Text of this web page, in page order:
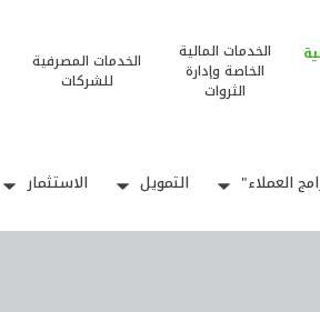
الخدمات المالية
الخاصة وإدارة
الثروات
الخدمات المصرفية
للشركات
العملاء" التمويل الاستثمار